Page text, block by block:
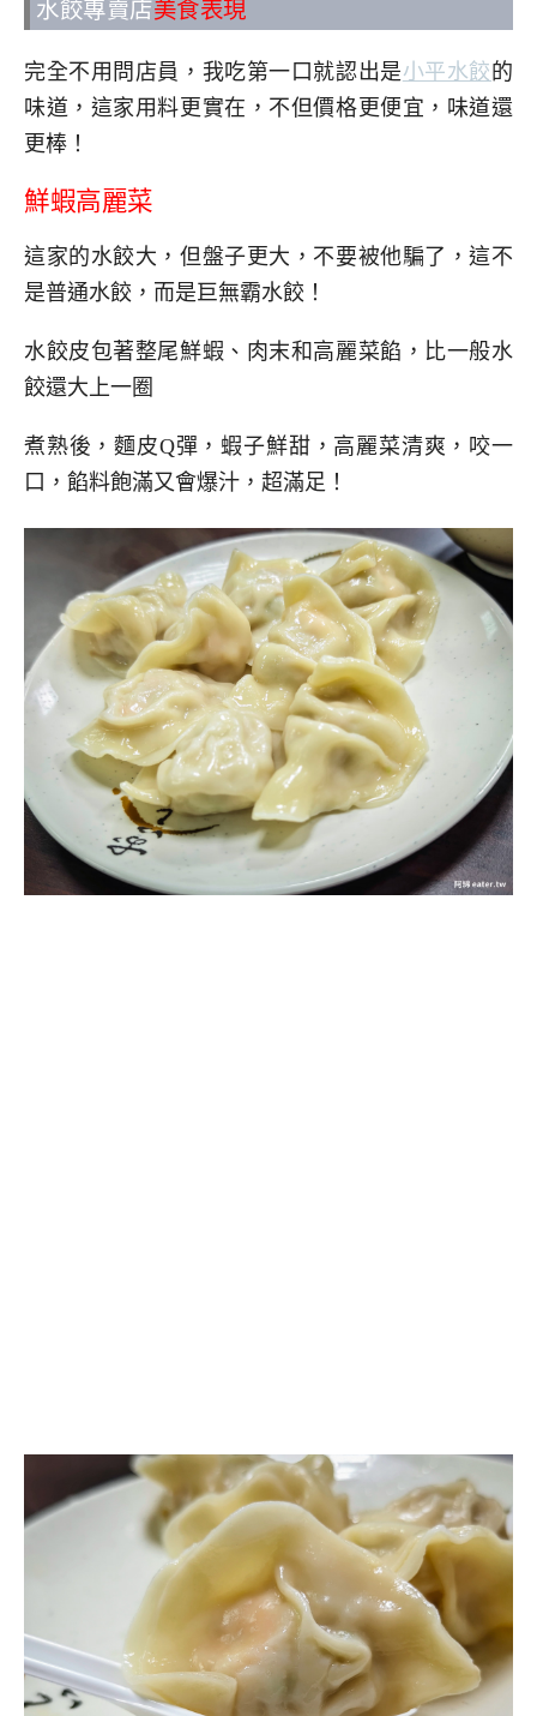
水餃專賣店美食表現
完全不用問店員，我吃第一口就認出是小平水餃 的
味道，這家用料更實在，不但價格更便宜，味道還
更棒！
鮮蝦高麗菜
這家的水餃大，但盤子更大，不要被他騙了，這不
是普通水餃，而是巨無霸水餃！
水餃皮包著整尾鮮蝦、肉末和高麗菜餡，比一般水
餃還大上一圈
煮熟後，麵皮Q彈，蝦子鮮甜，高麗菜清爽，咬一
口，餡料飽滿又會爆汁，超滿足！